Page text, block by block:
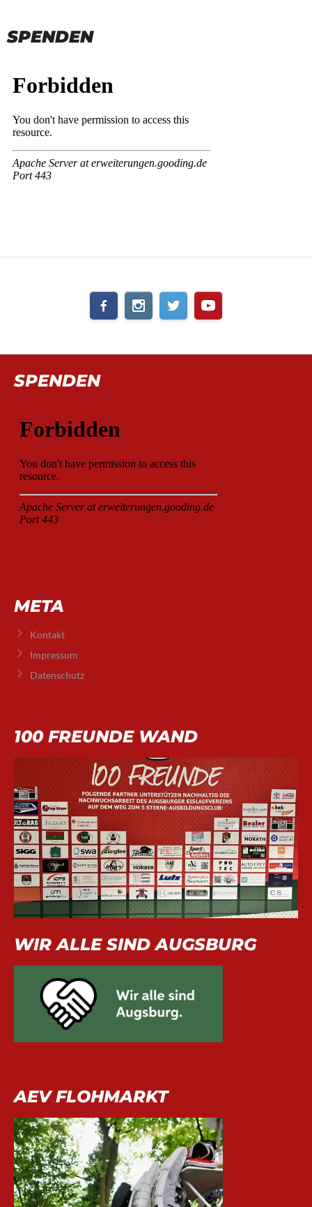
SPENDEN
SPENDEN
META
Kontakt
Impressum
Datenschutz
100 FREUNDE WAND
WIR ALLE SIND AUGSBURG
AEV FLOHMARKT